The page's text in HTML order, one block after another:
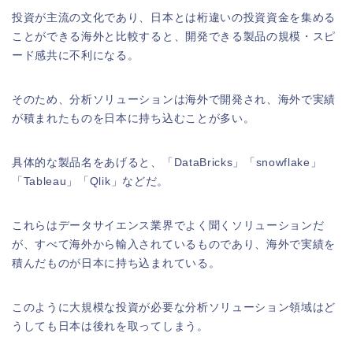
投資が主流の文化であり、日本とは桁違いの投資資金を集める
ことができる海外と比較すると、開発できる製品の規模・スピ
ード感共に不利になる。
そのため、分析ソリューションは海外で開発され、海外で実績
が積まれたものを日本に持ち込むことが多い。
具体的な製品名をあげると、「DataBricks」「snowflake」
「Tableau」「Qlik」などだ。
これらはデータサイエンス業界でよく聞くソリューションだ
が、すべて海外から輸入されているものであり、海外で実績を
積んだものが日本に持ち込まれている。
このように大規模な投資が必要な分析ソリューション領域はど
うしても日本は後れを取ってしまう。